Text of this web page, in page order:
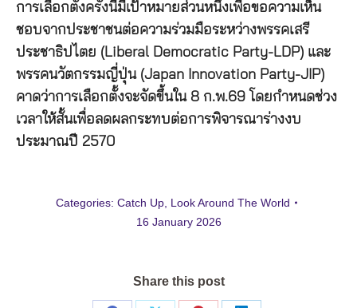
การเลือกตั้งครั้งนี้มีเป้าหมายส่วนหนึ่งเพื่อขอความเห็น
ชอบจากประชาชนต่อความร่วมมือระหว่างพรรคเสรี
ประชาธิปไตย (Liberal Democratic Party-LDP) และ
พรรคนวัตกรรมญี่ปุ่น (Japan Innovation Party-JIP)
คาดว่าการเลือกตั้งจะจัดขึ้นใน 8 ก.พ.69 โดยกำหนดช่วง
เวลาให้สั้นเพื่อลดผลกระทบต่อการพิจารณาร่างงบ
ประมาณปี 2570
Categories: Catch Up, Look Around The World
16 January 2026
Share this post